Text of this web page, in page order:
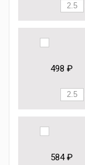
498 ₽
584 ₽